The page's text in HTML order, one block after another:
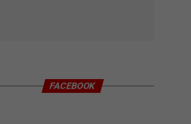
FACEBOOK